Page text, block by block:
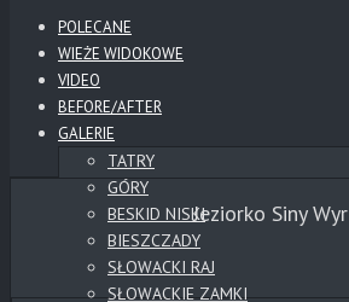
POLECANE
WIEŻE WIDOKOWE
VIDEO
BEFORE/AFTER
GALERIE
TATRY
GÓRY
BESKID NISKI
BIESZCZADY
SŁOWACKI RAJ
SŁOWACKIE ZAMKI
Jeziorko Siny Wyr